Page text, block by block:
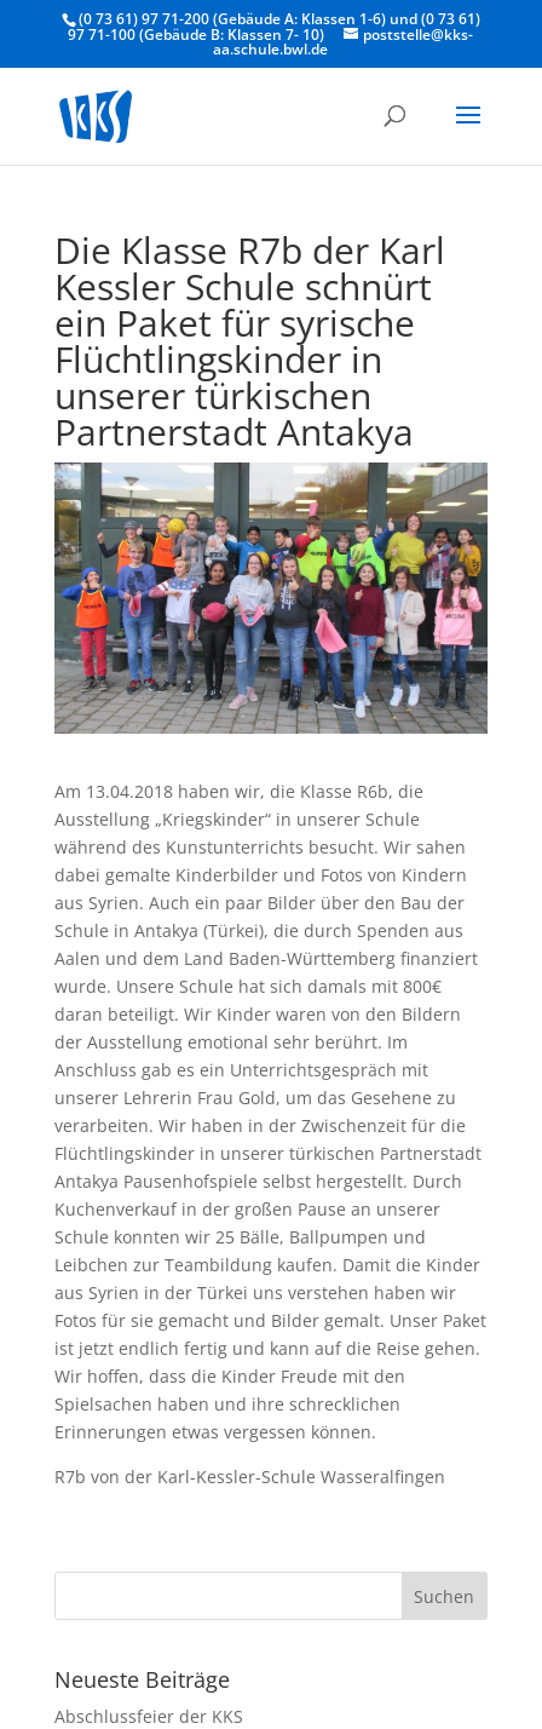
(0 73 61) 97 71-200 (Gebäude A: Klassen 1-6) und (0 73 61)
97 71-100 (Gebäude B: Klassen 7- 10) poststelle@kks-
aa.schule.bwl.de
Die Klasse R7b der Karl
Kessler Schule schnürt
ein Paket für syrische
Flüchtlingskinder in
unserer türkischen
Partnerstadt Antakya
Am 13.04.2018 haben wir, die Klasse R6b, die
Ausstellung „Kriegskinder“ in unserer Schule
während des Kunstunterrichts besucht. Wir sahen
dabei gemalte Kinderbilder und Fotos von Kindern
aus Syrien. Auch ein paar Bilder über den Bau der
Schule in Antakya (Türkei), die durch Spenden aus
Aalen und dem Land Baden-Württemberg finanziert
wurde. Unsere Schule hat sich damals mit 800€
daran beteiligt. Wir Kinder waren von den Bildern
der Ausstellung emotional sehr berührt. Im
Anschluss gab es ein Unterrichtsgespräch mit
unserer Lehrerin Frau Gold, um das Gesehene zu
verarbeiten. Wir haben in der Zwischenzeit für die
Flüchtlingskinder in unserer türkischen Partnerstadt
Antakya Pausenhofspiele selbst hergestellt. Durch
Kuchenverkauf in der großen Pause an unserer
Schule konnten wir 25 Bälle, Ballpumpen und
Leibchen zur Teambildung kaufen. Damit die Kinder
aus Syrien in der Türkei uns verstehen haben wir
Fotos für sie gemacht und Bilder gemalt. Unser Paket
ist jetzt endlich fertig und kann auf die Reise gehen.
Wir hoffen, dass die Kinder Freude mit den
Spielsachen haben und ihre schrecklichen
Erinnerungen etwas vergessen können.
R7b von der Karl-Kessler-Schule Wasseralfingen
Neueste Beiträge
Abschlussfeier der KKS